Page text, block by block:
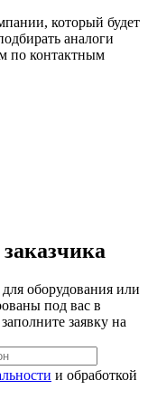
который будет
аналоги
по контактным
оборудования или
под вас в
заявку на
и обработкой